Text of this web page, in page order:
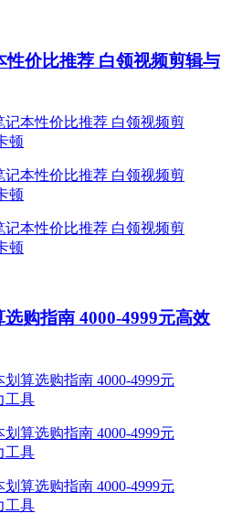
性价比推荐 白领视频剪辑与
购指南 4000-4999元高效